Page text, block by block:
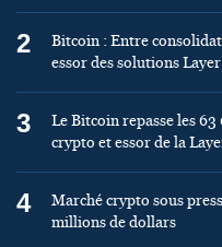
2
Bitcoin : Entre
essor des solutions
3
Le Bitcoin repasse les
crypto et essor de la
4
Marché crypto sous
millions de dollars